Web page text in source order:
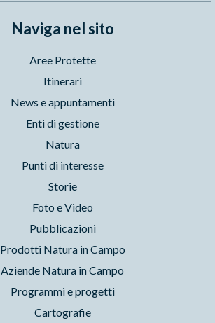
Naviga nel sito
Aree Protette
Itinerari
News e appuntamenti
Enti di gestione
Natura
Punti di interesse
Storie
Foto e Video
Pubblicazioni
Prodotti Natura in Campo
Aziende Natura in Campo
Programmi e progetti
Cartografie